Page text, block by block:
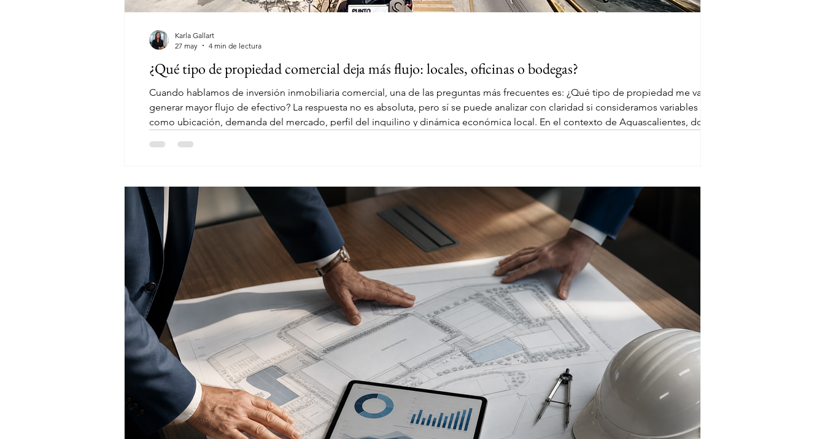
¿Qué tipo de propiedad comercial deja más flujo: locales, oficinas o bodegas?
Cuando hablamos de inversión inmobiliaria comercial, una de las preguntas más frecuentes es: ¿Qué tipo de propiedad me va a
generar mayor flujo de efectivo? La respuesta no es absoluta, pero sí se puede analizar con claridad si consideramos variables clave
como ubicación, demanda del mercado, perfil del inquilino y dinámica económica local. En el contexto de Aguascalientes, donde
Karla Gallart
27 may
4 min de lectura